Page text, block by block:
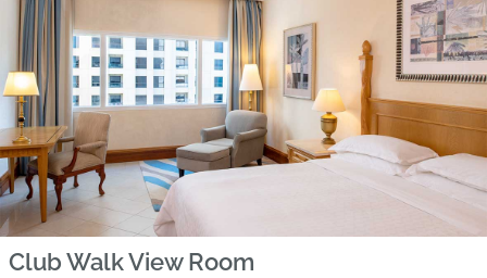
Club Walk View Room